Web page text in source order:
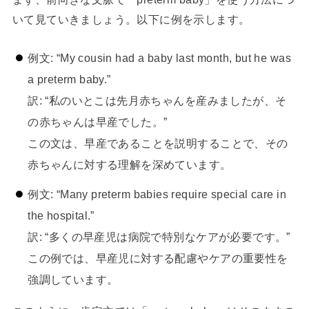
いて見ていきましょう。以下に例を示します。
例文: “My cousin had a baby last month, but he was
a preterm baby.”
訳: “私のいとこは先月赤ちゃんを産みましたが、そ
の赤ちゃんは早産でした。”
この文は、早産であることを説明することで、その
赤ちゃんに対する理解を深めています。
例文: “Many preterm babies require special care in
the hospital.”
訳: “多くの早産児は病院で特別なケアが必要です。”
この例では、早産児に対する配慮やケアの重要性を
強調しています。